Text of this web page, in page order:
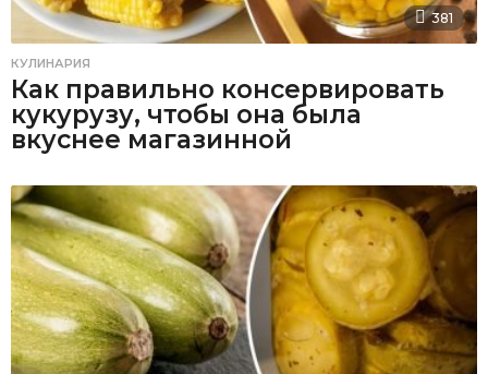
381
КУЛИНАРИЯ
Как правильно консервировать
кукурузу, чтобы она была
вкуснее магазинной